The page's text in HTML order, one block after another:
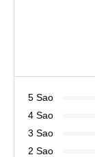
5 Sao
4 Sao
3 Sao
2 Sao